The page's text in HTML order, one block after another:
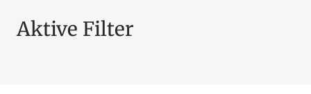
Aktive Filter